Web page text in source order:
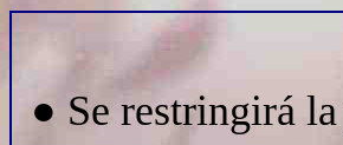
● Se restringirá